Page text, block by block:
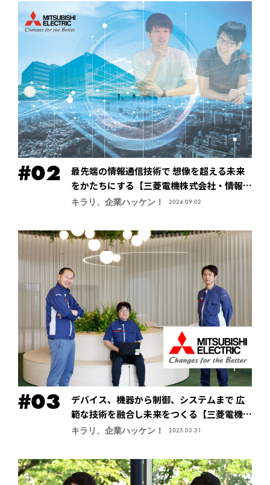
最先端の情報通信技術で 想像を超える未来
をかたちにする【三菱電機株式会社・情報技
術総合研究所】
キラリ、企業ハッケン！ 2024.09.02
デバイス、機器から制御、システムまで 広
範な技術を融合し未来をつくる【三菱電機株
式会社・先端技術総合研究所】
キラリ、企業ハッケン！ 2025.03.31